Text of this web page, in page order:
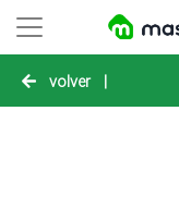
volver |